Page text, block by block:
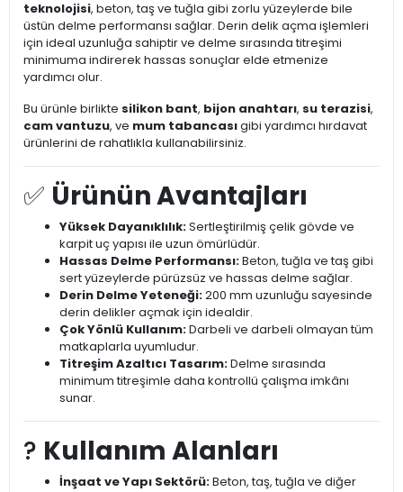
teknolojisi, beton, taş ve tuğla gibi zorlu yüzeylerde bile
üstün delme performansı sağlar. Derin delik açma işlemleri
için ideal uzunluğa sahiptir ve delme sırasında titreşimi
minimuma indirerek hassas sonuçlar elde etmenize
yardımcı olur.
Bu ürünle birlikte silikon bant, bijon anahtarı, su terazisi,
cam vantuzu, ve mum tabancasıgibi yardımcı hırdavat
ürünlerini de rahatlıkla kullanabilirsiniz.
✅ Ürünün Avantajları
Yüksek Dayanıklılık:Sertleştirilmiş çelik gövde ve
karpit uç yapısı ile uzun ömürlüdür.
Hassas Delme Performansı:Beton, tuğla ve taş gibi
sert yüzeylerde pürüzsüz ve hassas delme sağlar.
Derin Delme Yeteneği:200 mm uzunluğu sayesinde
derin delikler açmak için idealdir.
Çok Yönlü Kullanım:Darbeli ve darbeli olmayan tüm
matkaplarla uyumludur.
Titreşim Azaltıcı Tasarım:Delme sırasında
minimum titreşimle daha kontrollü çalışma imkânı
sunar.
?️ Kullanım Alanları
İnşaat ve Yapı Sektörü:Beton, taş, tuğla ve diğer